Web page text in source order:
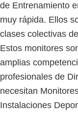
de Entrenamiento
muy rápida. Ellos
clases colectivas
Estos monitores
amplias
profesionales de
necesitan
Instalaciones